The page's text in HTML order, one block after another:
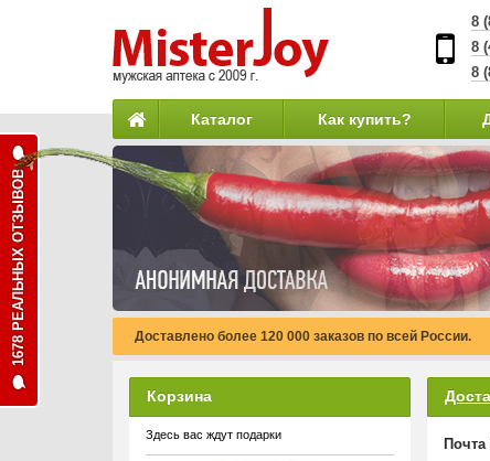
8
8
8
Каталог Как купить?
Доставлено более 120 000 заказов по всей России.
Корзина
Здесь вас ждут подарки
1678 РЕАЛЬНЫХ ОТЗЫВОВ